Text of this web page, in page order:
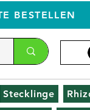
BESTELLEN
Stecklinge